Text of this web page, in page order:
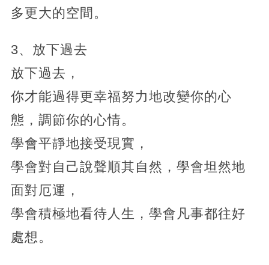
多更大的空間。
3、放下過去
放下過去，
你才能過得更幸福努力地改變你的心
態，調節你的心情。
學會平靜地接受現實，
學會對自己說聲順其自然，學會坦然地
面對厄運，
學會積極地看待人生，學會凡事都往好
處想。